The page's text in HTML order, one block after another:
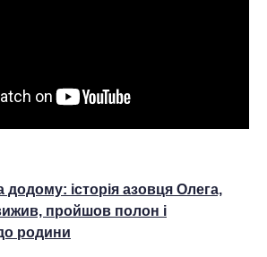
додому: історія азовця Олега,
пройшов полон і
родини